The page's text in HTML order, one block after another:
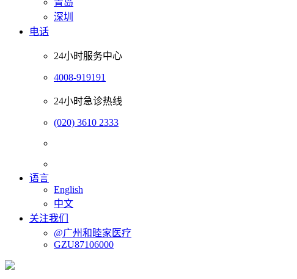
青岛
深圳
电话
24小时服务中心
4008-919191
24小时急诊热线
(020) 3610 2333
语言
English
中文
关注我们
@广州和睦家医疗
GZU87106000